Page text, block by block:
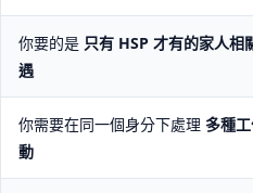
你要的是 只有 HSP 才有的家人相
遇
你需要在同一個身分下處理 多種
動